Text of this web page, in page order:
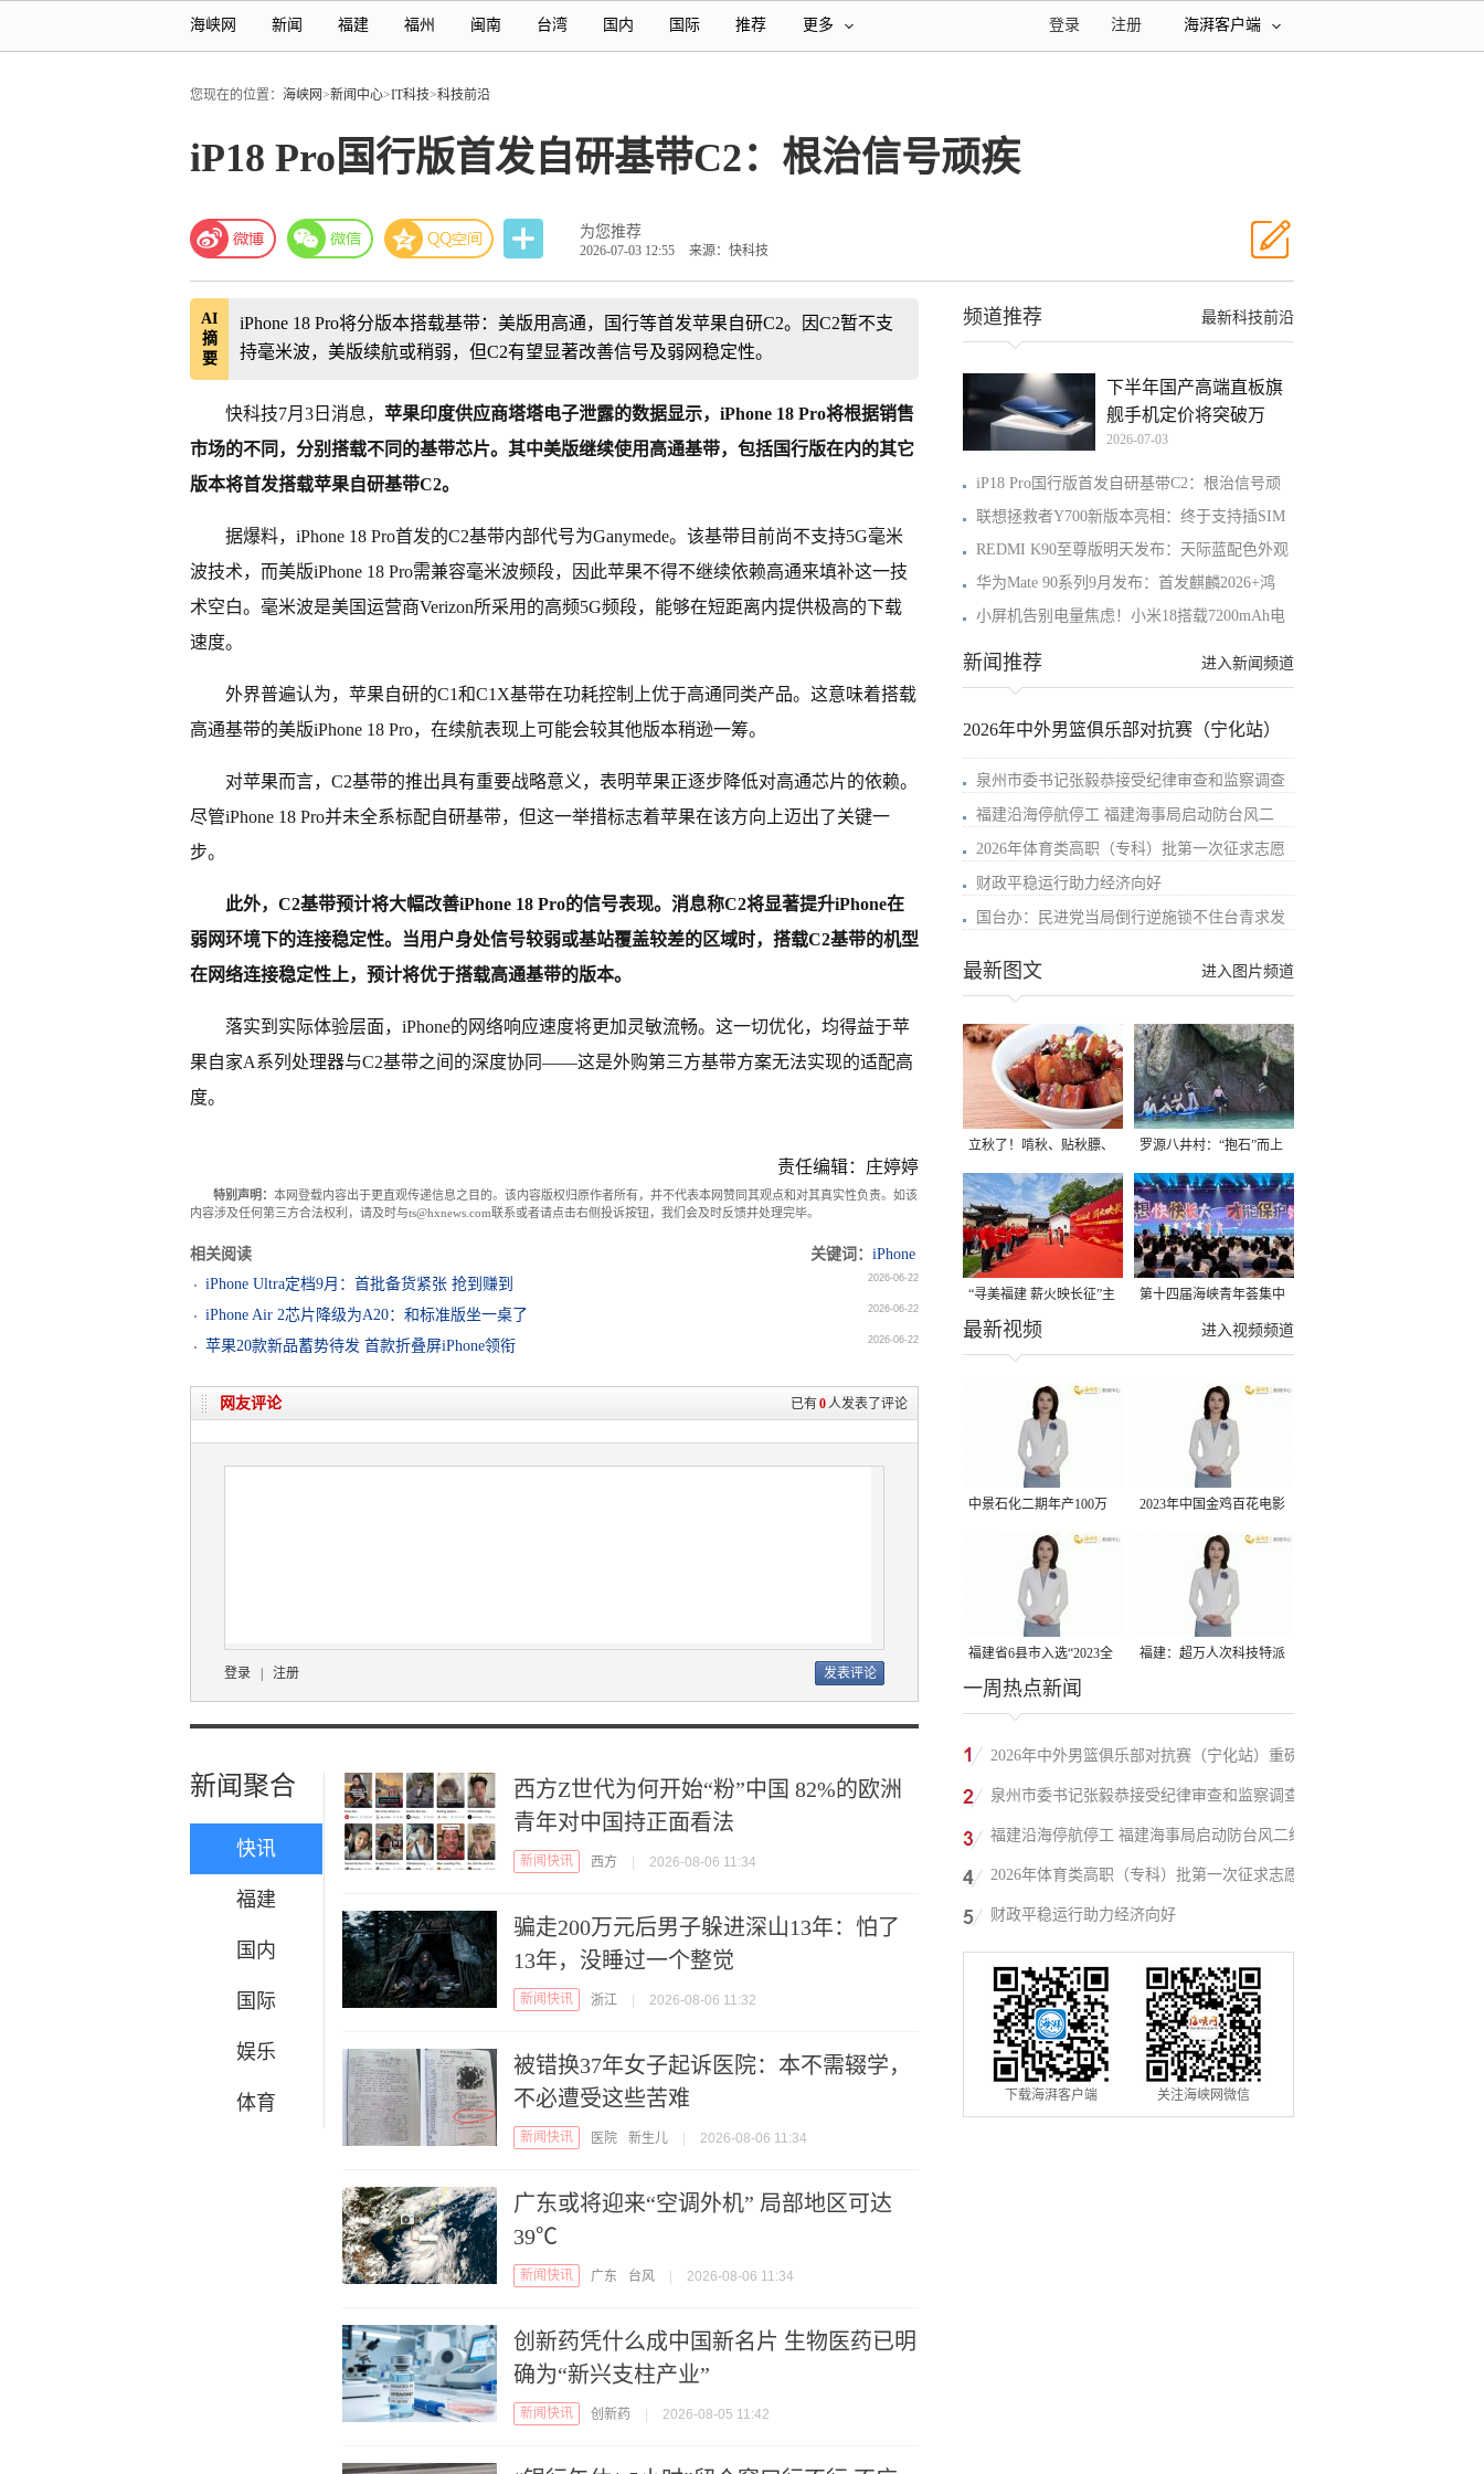
海峡网 新闻 福建 福州 闽南 台湾 国内 国际 推荐 更多 海湃客户端
注册
登录
您现在的位置： 海峡网>新闻中心>IT科技>科技前沿
iP18 Pro国行版首发自研基带C2：根治信号顽疾
为您推荐
2026-07-03 12:55 来源：快科技
AI
摘
要
iPhone 18 Pro将分版本搭载基带：美版用高通，国行等首发苹果自研C2。因C2暂不支
持毫米波，美版续航或稍弱，但C2有望显著改善信号及弱网稳定性。
快科技7月3日消息， 苹果印度供应商塔塔电子泄露的数据显示，iPhone 18 Pro将根据销售
市场的不同，分别搭载不同的基带芯片。其中美版继续使用高通基带， 包括国行版在内的其它
版本将首发搭载苹果自研基带C2。
据爆料，iPhone 18 Pro首发的C2基带内部代号为Ganymede。该基带目前尚不支持5G毫米
波技术，而美版iPhone 18 Pro需兼容毫米波频段，因此苹果不得不继续依赖高通来填补这一技
术空白。毫米波是美国运营商Verizon所采用的高频5G频段，能够在短距离内提供极高的下载
速度。
外界普遍认为，苹果自研的C1和C1X基带在功耗控制上优于高通同类产品。这意味着搭载
高通基带的美版iPhone 18 Pro，在续航表现上可能会较其他版本稍逊一筹。
对苹果而言，C2基带的推出具有重要战略意义，表明苹果正逐步降低对高通芯片的依赖。
尽管iPhone 18 Pro并未全系标配自研基带，但这一举措标志着苹果在该方向上迈出了关键一
步。
此外，C2基带预计将大幅改善iPhone 18 Pro的信号表现。消息称C2将显著提升iPhone在
弱网环境下的连接稳定性。当用户身处信号较弱或基站覆盖较差的区域时，搭载C2基带的机型
在网络连接稳定性上，预计将优于搭载高通基带的版本。
落实到实际体验层面，iPhone的网络响应速度将更加灵敏流畅。这一切优化，均得益于苹
果自家A系列处理器与C2基带之间的深度协同——这是外购第三方基带方案无法实现的适配高
度。
责任编辑：庄婷婷
特别声明： 本网登载内容出于更直观传递信息之目的。该内容版权归原作者所有，并不代表本网赞同其观点和对其真实性负责。如该
内容涉及任何第三方合法权利，请及时与ts@hxnews.com联系或者请点击右侧投诉按钮，我们会及时反馈并处理完毕。
相关阅读 关键词： iPhone
iPhone Ultra定档9月：首批备货紧张 抢到赚到
2026-06-22
iPhone Air 2芯片降级为A20：和标准版坐一桌了 2026-06-22
苹果20款新品蓄势待发 首款折叠屏iPhone领衔 2026-06-22
已有0人发表了评论
网友评论
登录 注册
新闻聚合
快讯
福建
国内
国际
娱乐
体育
西方Z世代为何开始“粉”中国 82%的欧洲
青年对中国持正面看法
新闻快讯 西方 2026-08-06 11:34
骗走200万元后男子躲进深山13年：怕了
13年，没睡过一个整觉
新闻快讯 浙江 2026-08-06 11:32
被错换37年女子起诉医院：本不需辍学，
不必遭受这些苦难
新闻快讯 医院 新生儿 2026-08-06 11:34
广东或将迎来“空调外机” 局部地区可达
39℃
新闻快讯 广东 台风 2026-08-06 11:34
创新药凭什么成中国新名片 生物医药已明
确为“新兴支柱产业”
新闻快讯 创新药 2026-08-05 11:42
最新科技前沿
频道推荐
下半年国产高端直板旗
舰手机定价将突破万
元！
2026-07-03
iP18 Pro国行版首发自研基带C2：根治信号顽
联想拯救者Y700新版本亮相：终于支持插SIM
REDMI K90至尊版明天发布：天际蓝配色外观
华为Mate 90系列9月发布：首发麒麟2026+鸿
小屏机告别电量焦虑！小米18搭载7200mAh电
进入新闻频道
新闻推荐
2026年中外男篮俱乐部对抗赛（宁化站）
泉州市委书记张毅恭接受纪律审查和监察调查
福建沿海停航停工 福建海事局启动防台风二
2026年体育类高职（专科）批第一次征求志愿
财政平稳运行助力经济向好
国台办：民进党当局倒行逆施锁不住台青求发
进入图片频道
最新图文
立秋了！啃秋、贴秋膘、
晒秋，福建人这样过才够
味→
罗源八井村：“抱石”而上
“寻美福建 薪火映长征”主
题活动在龙岩长汀启动
第十四届海峡青年荟集中
阶段活动在福州举行
进入视频频道
最新视频
中景石化二期年产100万
吨丙烷脱氢项目建成中交
2023年中国金鸡百花电影
节有福电影巡展31日启动
福建省6县市入选“2023全
国县域发展潜力百强县”
福建：超万人次科技特派
一周热点新闻
2026年中外男篮俱乐部对抗赛（宁化站）重磅
来袭！抢票通道即将开启→
泉州市委书记张毅恭接受纪律审查和监察调查
福建沿海停航停工 福建海事局启动防台风二级
应急响应
2026年体育类高职（专科）批第一次征求志愿
填报
财政平稳运行助力经济向好
下载海湃客户端 关注海峡网微信